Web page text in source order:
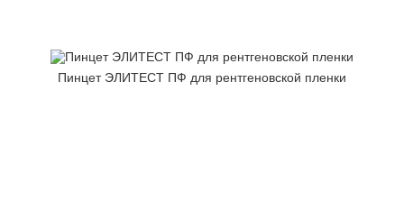
Пинцет ЭЛИТЕСТ ПФ для рентгеновской пленки